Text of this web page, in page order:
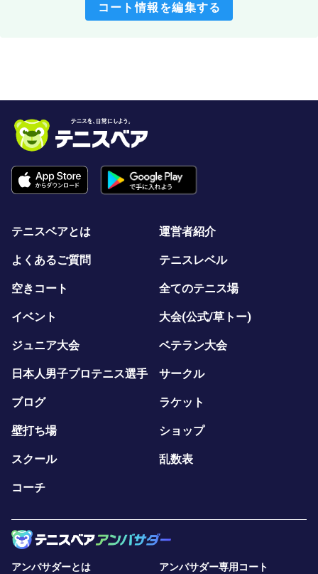
コート情報を編集する
テニスベアとは 運営者紹介
よくあるご質問 テニスレベル
空きコート 全てのテニス場
イベント 大会(公式/草トー)
ジュニア大会 ベテラン大会
日本人男子プロテニス選手 サークル
ブログ ラケット
壁打ち場 ショップ
スクール 乱数表
コーチ
アンバサダーとは アンバサダー専用コート